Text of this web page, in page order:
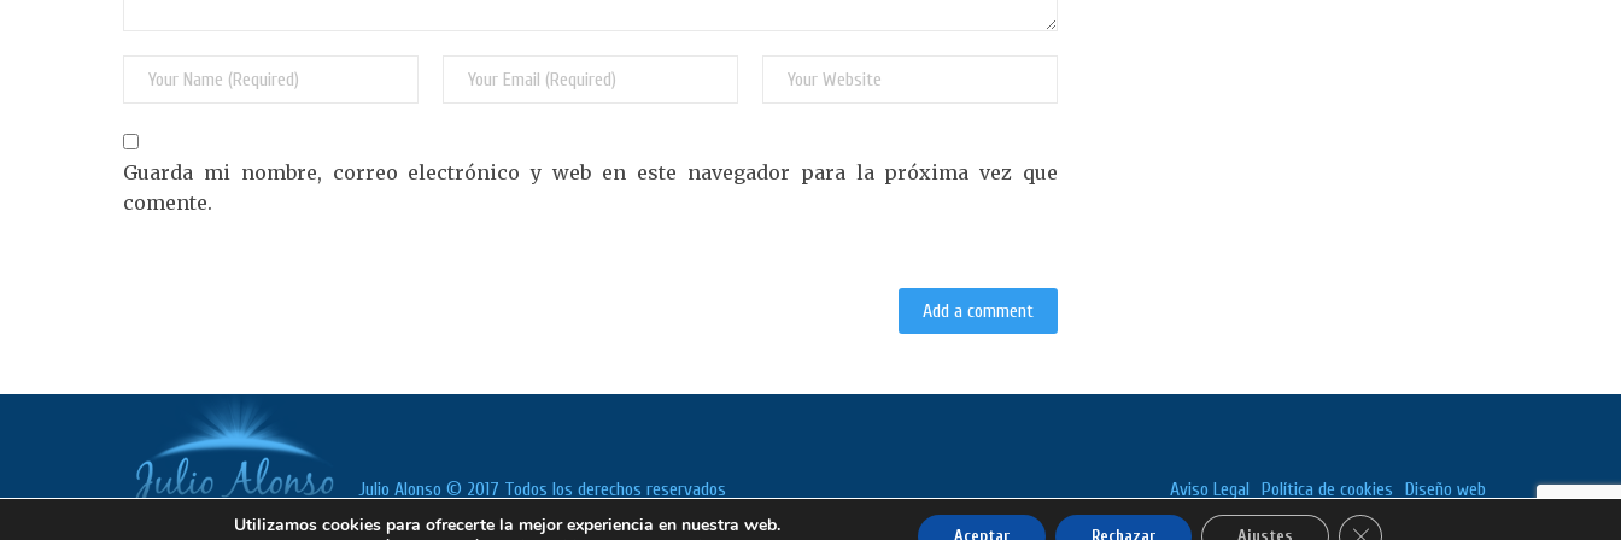
Guarda mi nombre, correo electrónico y web en este navegador para la próxima vez que
comente.
Julio Alonso © 2017 Todos los derechos reservados Diseño web
Política de cookies
Aviso Legal
Utilizamos cookies para ofrecerte la mejor experiencia en nuestra web.
Aceptar Rechazar Ajustes Cerrar el banner de cookies RGPD